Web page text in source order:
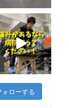
ローする